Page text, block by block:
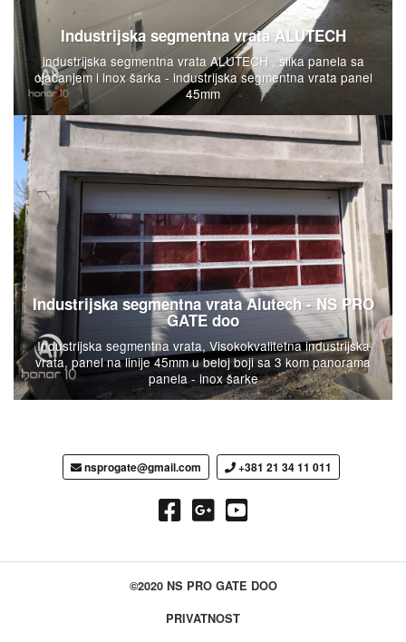
Industrijska segmentna vrata ALUTECH
industrijska segmentna vrata ALUTECH , slika panela sa
ojačanjem i inox šarka - industrijska segmentna vrata panel
45mm
Industrijska segmentna vrata Alutech - NS PRO
GATE doo
Industrijska segmentna vrata, Visokokvalitetna industrijska
vrata, panel na linije 45mm u beloj boji sa 3 kom panorama
panela - inox šarke
nsprogate@gmail.com +381 21 34 11 011
©2020 NS PRO GATE DOO
PRIVATNOST